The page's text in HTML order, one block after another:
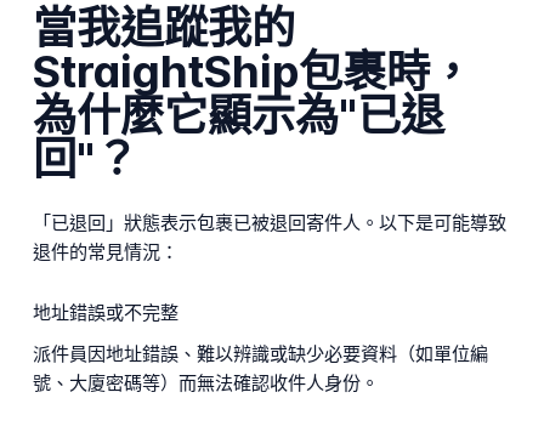
當我追蹤我的
StraightShip包裹時，
為什麼它顯示為"已退
回"？
「已退回」狀態表示包裹已被退回寄件人。以下是可能導致
退件的常見情況：
地址錯誤或不完整
派件員因地址錯誤、難以辨識或缺少必要資料（如單位編
號、大廈密碼等）而無法確認收件人身份。